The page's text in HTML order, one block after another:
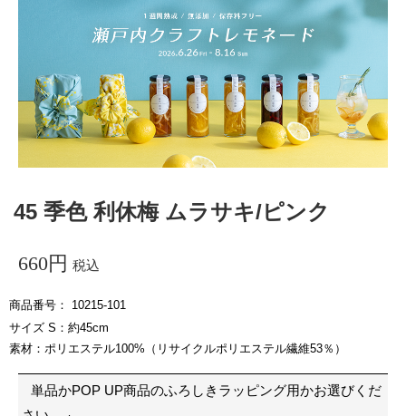
45 季色 利休梅 ムラサキ/ピンク
660 税込
商品番号
10215-101
サイズ S：約45cm
素材：ポリエステル100%（リサイクルポリエステル繊維53％）
単品かPOP UP商品のふろしきラッピング用かお選びくだ